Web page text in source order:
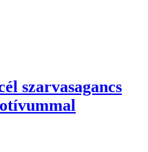
szarvasagancs